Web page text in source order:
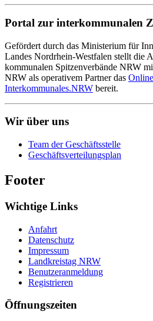
Portal zur interkommunalen
Gefördert durch das Ministerium für
Landes Nordrhein-Westfalen stellt die
kommunalen Spitzenverbände NRW
NRW als operativem Partner das
Interkommunales.NRW bereit.
Wir über uns
Team der Geschäftsstelle
Geschäftsverteilungsplan
Footer
Wichtige Links
Anfahrt
Datenschutz
Impressum
Landkreistag NRW
Benutzeranmeldung
Registrieren
Öffnungszeiten